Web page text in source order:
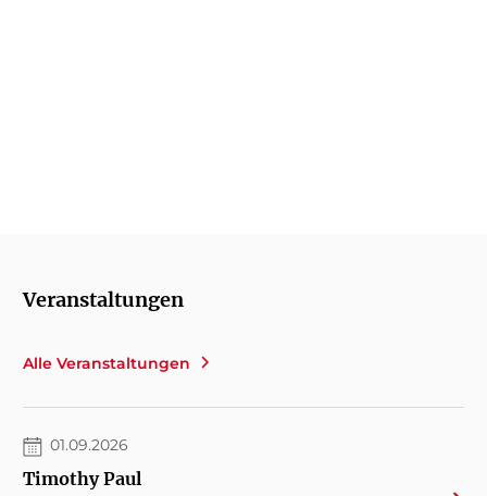
Veranstaltungen
Alle Veranstaltungen
01.09.2026
Timothy Paul